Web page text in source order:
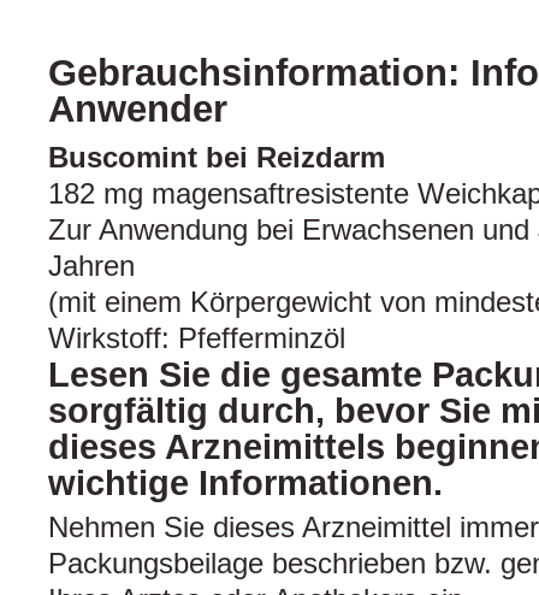
Gebrauchsinformation:
Anwender
Buscomint bei Reizdarm
182 mg magensaftresistente
Zur Anwendung bei Erwachsenen
Jahren
(mit einem Körpergewicht von
Wirkstoff: Pfefferminzöl
Lesen Sie die gesamte
sorgfältig durch, bevor Sie
dieses Arzneimittels
wichtige Informationen.
Nehmen Sie dieses Arzneimittel
Packungsbeilage beschrieben bzw.